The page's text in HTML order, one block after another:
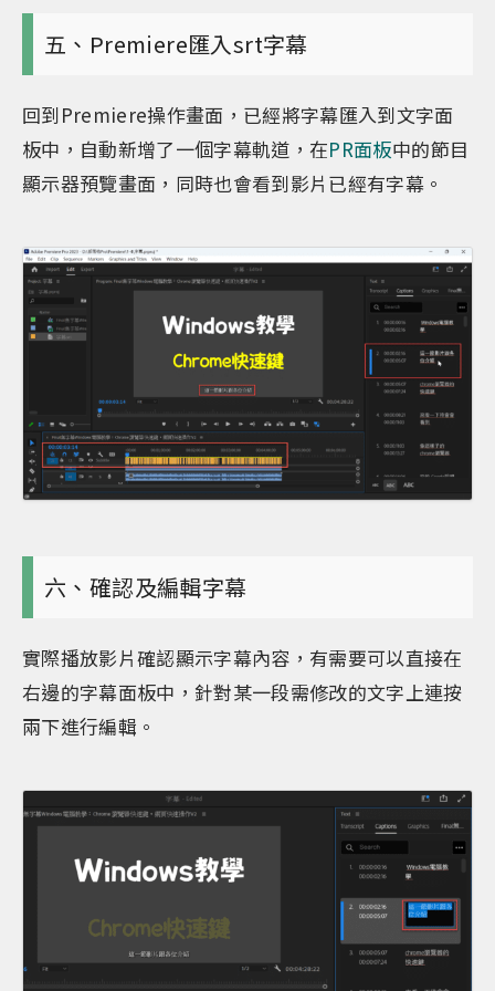
五、Premiere匯入srt字幕
回到Premiere操作畫面，已經將字幕匯入到文字面
板中，自動新增了一個字幕軌道，在PR面板中的節目
顯示器預覽畫面，同時也會看到影片已經有字幕。
六、確認及編輯字幕
實際播放影片確認顯示字幕內容，有需要可以直接在
右邊的字幕面板中，針對某一段需修改的文字上連按
兩下進行編輯。